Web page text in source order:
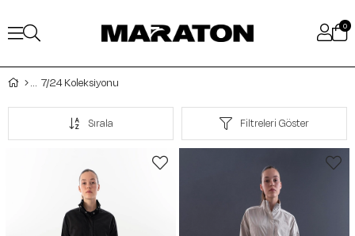
0
7/24 Koleksiyonu
Filtreleri Göster
Sırala